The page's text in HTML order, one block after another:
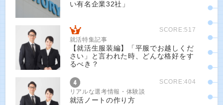
い有名企業32社」
SCORE:517
就活特集記事
【就活生服装編】「平服でお越しくだ
さい」と言われた時、どんな格好をす
るべき？
SCORE:404
リアルな選考情報・体験談
就活ノートの作り方